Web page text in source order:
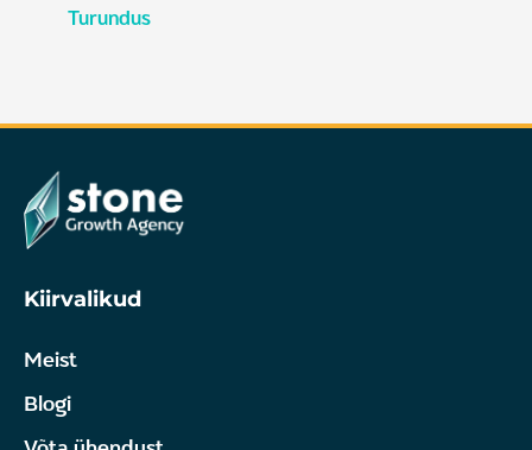
Turundus
Kiirvalikud
Meist
Blogi